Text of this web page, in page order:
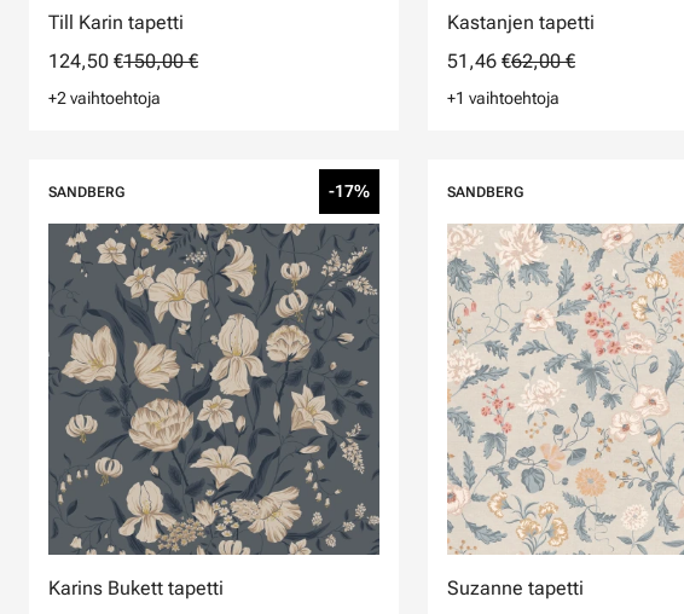
Till Karin tapetti
124,50 €150,00 €
+2 vaihtoehtoja
Kastanjen tapetti
51,46 €62,00 €
+1 vaihtoehtoja
SANDBERG -17%
Karins Bukett tapetti
SANDBERG
Suzanne tapetti